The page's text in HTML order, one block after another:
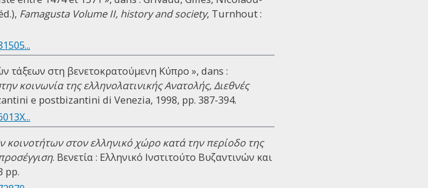
Famagusta Volume II, history and society, Turnhout :
τάξεων στη βενετοκρατούμενη Κύπρο », dans :
κοινωνία της ελληνολατινικής Ανατολής, Διεθνές
e postbizantini di Venezia, 1998, pp. 387-394.
στον ελληνικό χώρο κατά την περίοδο της
. Βενετία : Ελληνικό Ινστιτούτο Βυζαντινών και
pp.